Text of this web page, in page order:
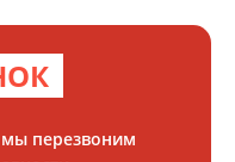
перезвоним